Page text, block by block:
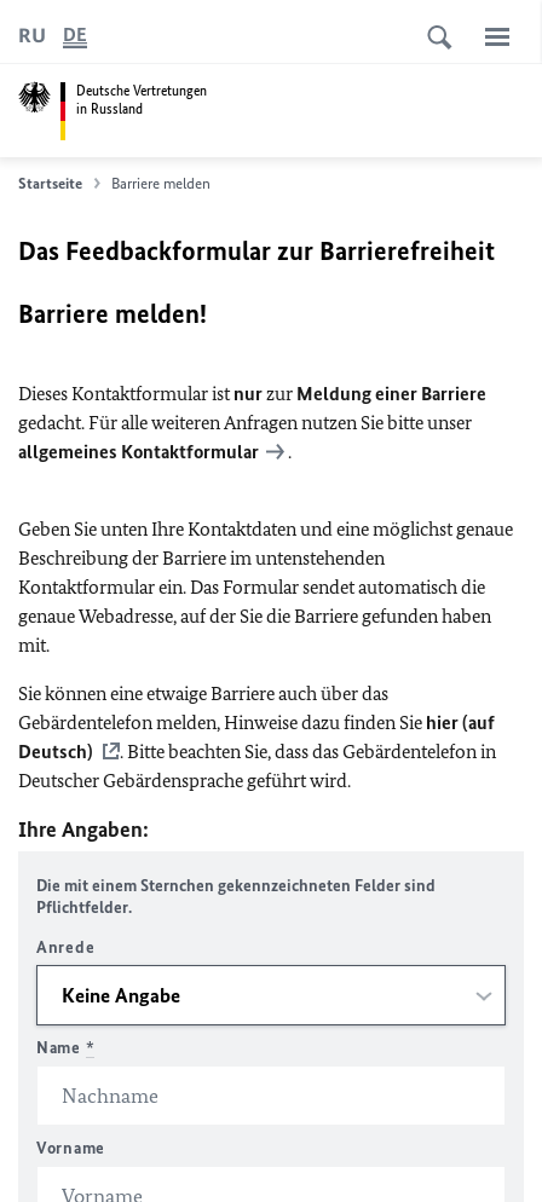
Deutsche Vertretungen
in Russland
RU DE
Startseite Barriere melden
Das Feedbackformular zur Barrierefreiheit
Barriere melden!
Dieses Kontaktformular istnurzur Meldung einer Barriere
gedacht. Für alle weiteren Anfragen nutzen Sie bitte unser
allgemeines Kontaktformular
.
Geben Sie unten Ihre Kontaktdaten und eine möglichst genaue
Beschreibung der Barriere im untenstehenden
Kontaktformular ein. Das Formular sendet automatisch die
genaue Webadresse, auf der Sie die Barriere gefunden haben
mit.
Sie können eine etwaige Barriere auch über das
Gebärdentelefon melden, Hinweise dazu finden Sie hier (auf
Deutsch)
. Bitte beachten Sie, dass das Gebärdentelefon in
Deutscher Gebärdensprache geführt wird.
Ihre Angaben:
Die mit einem Sternchen gekennzeichneten Felder sind
Pflichtfelder.
Anrede
Name *
Vorname